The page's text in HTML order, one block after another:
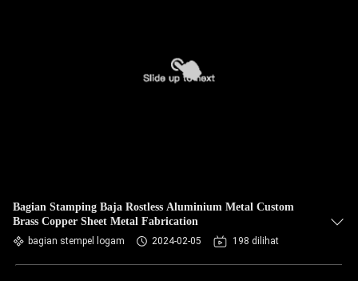
Bagian Stamping Baja Rostless Aluminium Metal Custom
Brass Copper Sheet Metal Fabrication
bagian stempel logam 2024-02-05 198 dilihat